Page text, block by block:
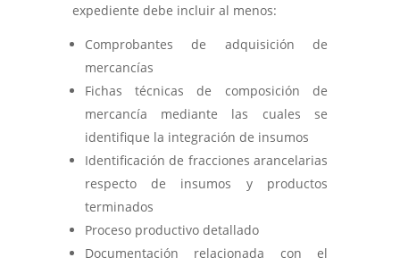
expediente debe incluir al menos:
Comprobantes de adquisición de
mercancías
Fichas técnicas de composición de
mercancía mediante las cuales se
identifique la integración de insumos
Identificación de fracciones arancelarias
respecto de insumos y productos
terminados
Proceso productivo detallado
Documentación relacionada con el